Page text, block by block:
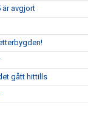
är avgjort
gått hittills